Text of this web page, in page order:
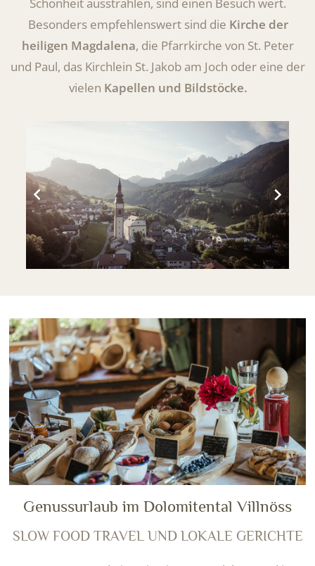
Schönheit ausstrahlen, sind einen Besuch wert.
Besonders empfehlenswert sind die Kirche der
heiligen Magdalena, die Pfarrkirche von St. Peter
und Paul, das Kirchlein St. Jakob am Joch oder eine der
vielen Kapellen und Bildstöcke.
Genussurlaub im Dolomitental Villnöss
SLOW FOOD TRAVEL UND LOKALE GERICHTE